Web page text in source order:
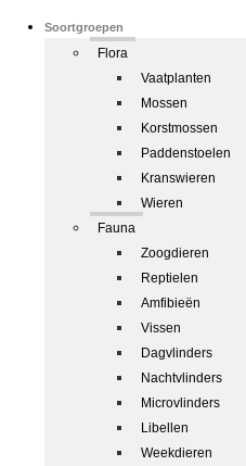
Soortgroepen
Flora
Vaatplanten
Mossen
Korstmossen
Paddenstoelen
Kranswieren
Wieren
Fauna
Zoogdieren
Reptielen
Amfibieën
Vissen
Dagvlinders
Nachtvlinders
Microvlinders
Libellen
Weekdieren